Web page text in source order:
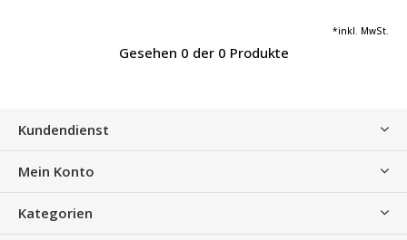
*inkl. MwSt.
Gesehen 0 der 0 Produkte
Kundendienst
Mein Konto
Kategorien